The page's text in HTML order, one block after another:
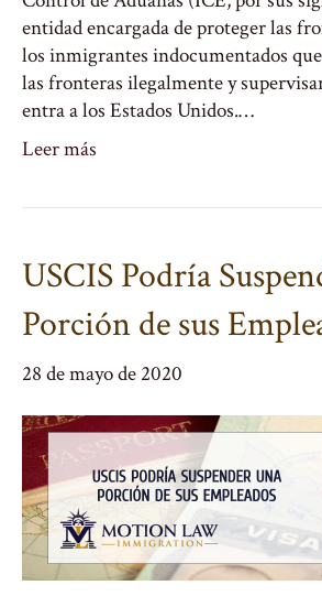
entidad encargada de proteger las
los inmigrantes indocumentados
las fronteras ilegalmente y
entra a los Estados Unidos.…
Leer más
USCIS Podría
Porción de sus
28 de mayo de 2020